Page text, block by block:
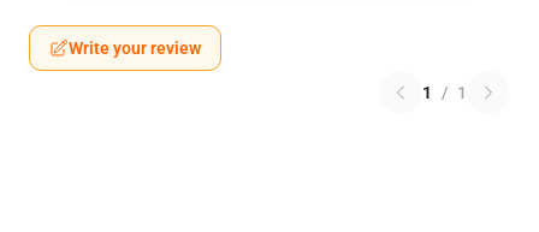
Write your review
1 / 1